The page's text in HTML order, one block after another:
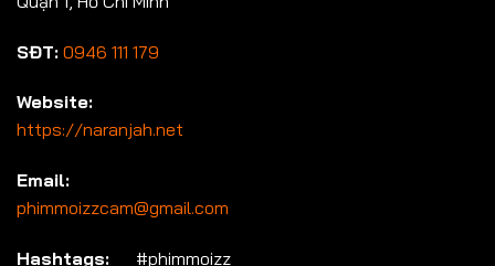
SĐT: 0946 111 179
Website:
https://naranjah.net
Email:
phimmoizzcam@gmail.com
Hashtags: #phimmoizz